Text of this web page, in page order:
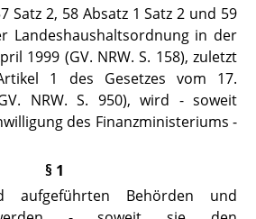
Satz 2, 58 Absatz 1 Satz 2 und 59
Landeshaushaltsordnungin der
1999 (GV. NRW. S. 158), zuletzt
1 des Gesetzes vom 17.
NRW. S. 950), wird - soweit
des Finanzministeriums -
§ 1
aufgeführten Behörden und